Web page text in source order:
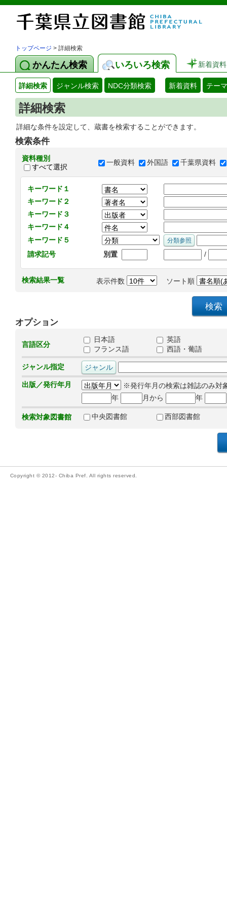
トップページ > 詳細検索
かんたん検索 いろいろ検索 新着資料
詳細検索 ジャンル検索 NDC分類検索 新着資料 テー
詳細検索
詳細な条件を設定して、蔵書を検索することができます。
検索条件
資料種別
すべて選択
一般資料 外国語 千葉県資料
キーワード１
キーワード２
キーワード３
キーワード４
キーワード５
請求記号
別置 /
検索結果一覧 表示件数 ソート順
オプション
言語区分
日本語
英語
フランス語
西語・葡語
ジャンル指定
出版／発行年月
※発行年月の検索は雑誌のみ対
年
月から 年
検索対象図書館 中央図書館 西部図書館
Copyright © 2012- Chiba Pref. All rights reserved.